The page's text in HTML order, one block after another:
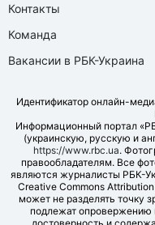
Контакты
Команда
Вакансии в РБК-Украина
Идентификатор онлайн-
Информационный портал
(украинскую, русскую и
https://www.rbc.ua.
правообладателям. Все
являются журналисты РБК-
Creative Commons
может не разделять точку
подлежат опровержению